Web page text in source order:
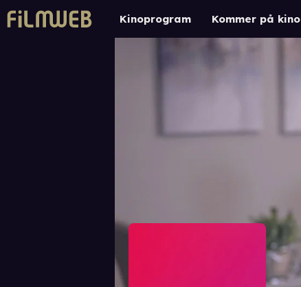
Kinoprogram Kommer på kino